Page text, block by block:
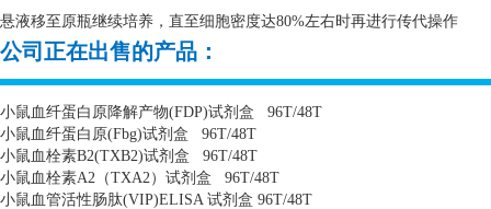
悬液移至原瓶继续培养，直至细胞密度达80%左右时再进行传代操作
公司正在出售的产品：
小鼠血纤蛋白原降解产物(FDP)试剂盒
96T/48T
小鼠血纤蛋白原(Fbg)试剂盒
96T/48T
小鼠血栓素B2(TXB2)试剂盒
96T/48T
小鼠血栓素A2 （TXA2）试剂盒
96T/48T
小鼠血管活性肠肽(VIP)ELISA 试剂盒 96T/48T